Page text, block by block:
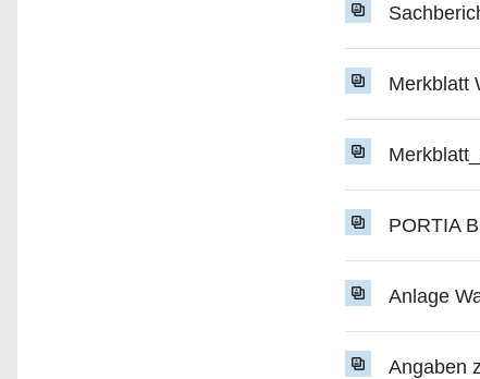
Merkblatt
PORTIA
Anlage
Angaben